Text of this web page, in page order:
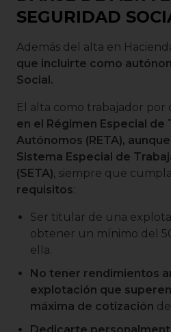
SEGURIDAD
Además del alta en
que incluirte como
Social.
El alta como trabajador por
en el Régimen Especial de
Autónomos (RETA),
Sistema Especial de
(SETA), siempre que
requisitos:
Ser titular de una
obtener un mínimo del
ella.
No tener rendimientos
explotación que
máxima de cotización